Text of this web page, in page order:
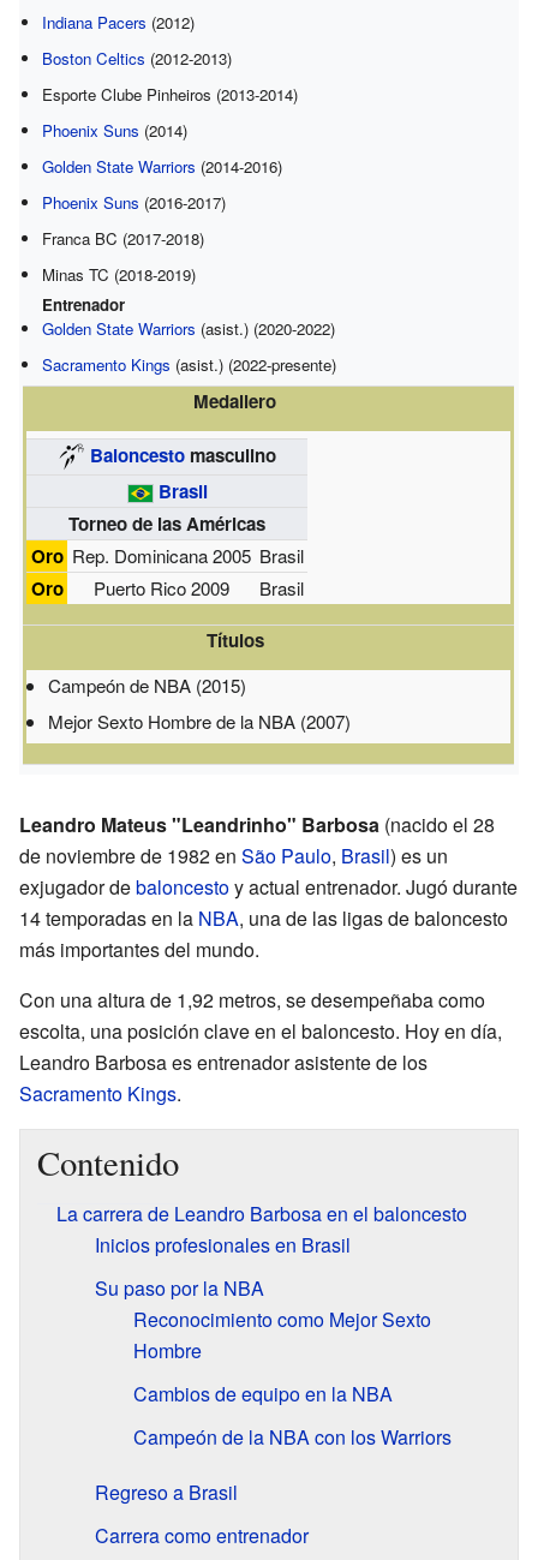
Indiana Pacers (2012)
Boston Celtics (2012-2013)
Esporte Clube Pinheiros (2013-2014)
Phoenix Suns (2014)
Golden State Warriors (2014-2016)
Phoenix Suns (2016-2017)
Franca BC (2017-2018)
Minas TC (2018-2019)
Entrenador
Golden State Warriors (asist.) (2020-2022)
Sacramento Kings (asist.) (2022-presente)
Medallero
Baloncesto masculino
Brasil
Torneo de las Américas
Oro Rep. Dominicana 2005 Brasil
Oro Puerto Rico 2009 Brasil
Títulos
Campeón de NBA (2015)
Mejor Sexto Hombre de la NBA (2007)
Leandro Mateus "Leandrinho" Barbosa (nacido el 28
de noviembre de 1982 en São Paulo, Brasil) es un
exjugador debaloncestoy actual entrenador. Jugó durante
14 temporadas en la NBA, una de las ligas de baloncesto
más importantes del mundo.
Con una altura de 1,92 metros, se desempeñaba como
escolta, una posición clave en el baloncesto. Hoy en día,
Leandro Barbosa es entrenador asistente de los
Sacramento Kings.
Contenido
La carrera de Leandro Barbosa en el baloncesto
Inicios profesionales en Brasil
Su paso por la NBA
Reconocimiento como Mejor Sexto
Hombre
Cambios de equipo en la NBA
Campeón de la NBA con los Warriors
Regreso a Brasil
Carrera como entrenador